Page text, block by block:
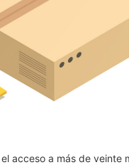
acceso a más de